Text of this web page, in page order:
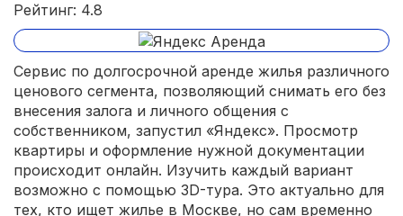
Рейтинг: 4.8
Сервис по долгосрочной аренде жилья различного
ценового сегмента, позволяющий снимать его без
внесения залога и личного общения с
собственником, запустил «Яндекс». Просмотр
квартиры и оформление нужной документации
происходит онлайн. Изучить каждый вариант
возможно с помощью 3D-тура. Это актуально для
тех, кто ищет жилье в Москве, но сам временно